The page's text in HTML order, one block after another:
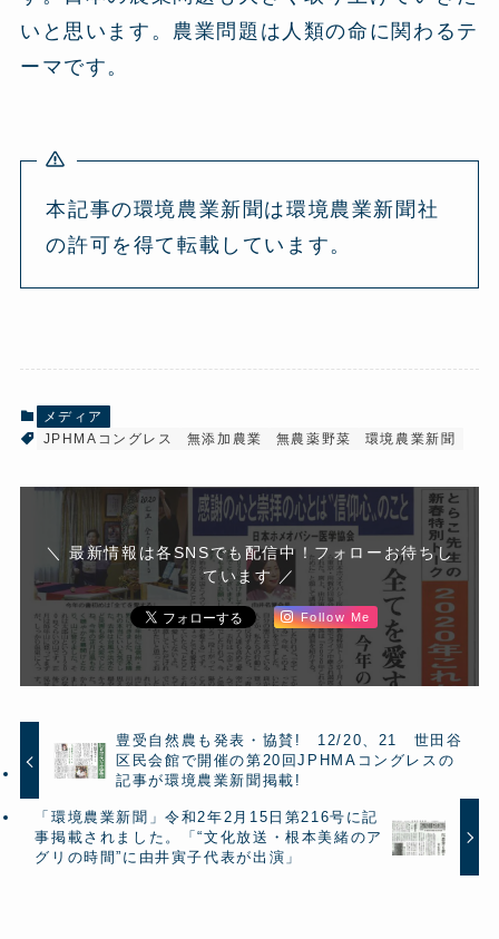
いと思います。農業問題は人類の命に関わるテ
ーマです。
本記事の環境農業新聞は環境農業新聞社
の許可を得て転載しています。
メディア
JPHMAコングレス
無添加農業 無農薬野菜 環境農業新聞
＼ 最新情報は各SNSでも配信中！フォローお待ちし
ています ／
Follow Me
豊受自然農も発表・協賛! 12/20、21 世田谷
区民会館で開催の第20回JPHMAコングレスの
記事が環境農業新聞掲載!
「環境農業新聞」令和2年2月15日第216号に記
事掲載されました。「“文化放送・根本美緒のア
グリの時間”に由井寅子代表が出演」